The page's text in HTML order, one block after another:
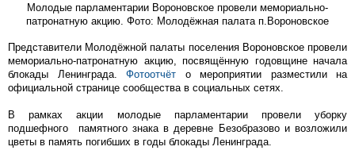
Молодые парламентарии Вороновское провели мемориально-
патронатную акцию. Фото: Молодёжная палата п.Вороновское
Представители Молодёжной палаты поселения Вороновское провели
мемориально-патронатную акцию, посвящённую годовщине начала
блокады Ленинграда. Фотоотчёт о мероприятии разместили на
официальной странице сообщества в социальных сетях.
В рамках акции молодые парламентарии провели уборку
подшефного памятного знака в деревне Безобразово и возложили
цветы в память погибших в годы блокады Ленинграда.